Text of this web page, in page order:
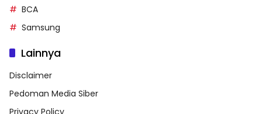
BCA
Samsung
Lainnya
Disclaimer
Pedoman Media Siber